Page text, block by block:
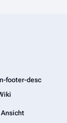
footer-desc